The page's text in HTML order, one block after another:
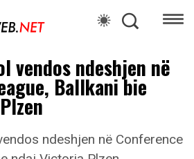
vendos ndeshjen në
Ballkani bie